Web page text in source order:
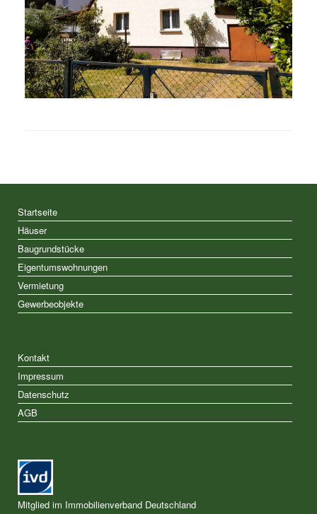
Startseite
Häuser
Baugrundstücke
Eigentumswohnungen
Vermietung
Gewerbeobjekte
Kontakt
Impressum
Datenschutz
AGB
Mitglied im Immobilienverband Deutschland